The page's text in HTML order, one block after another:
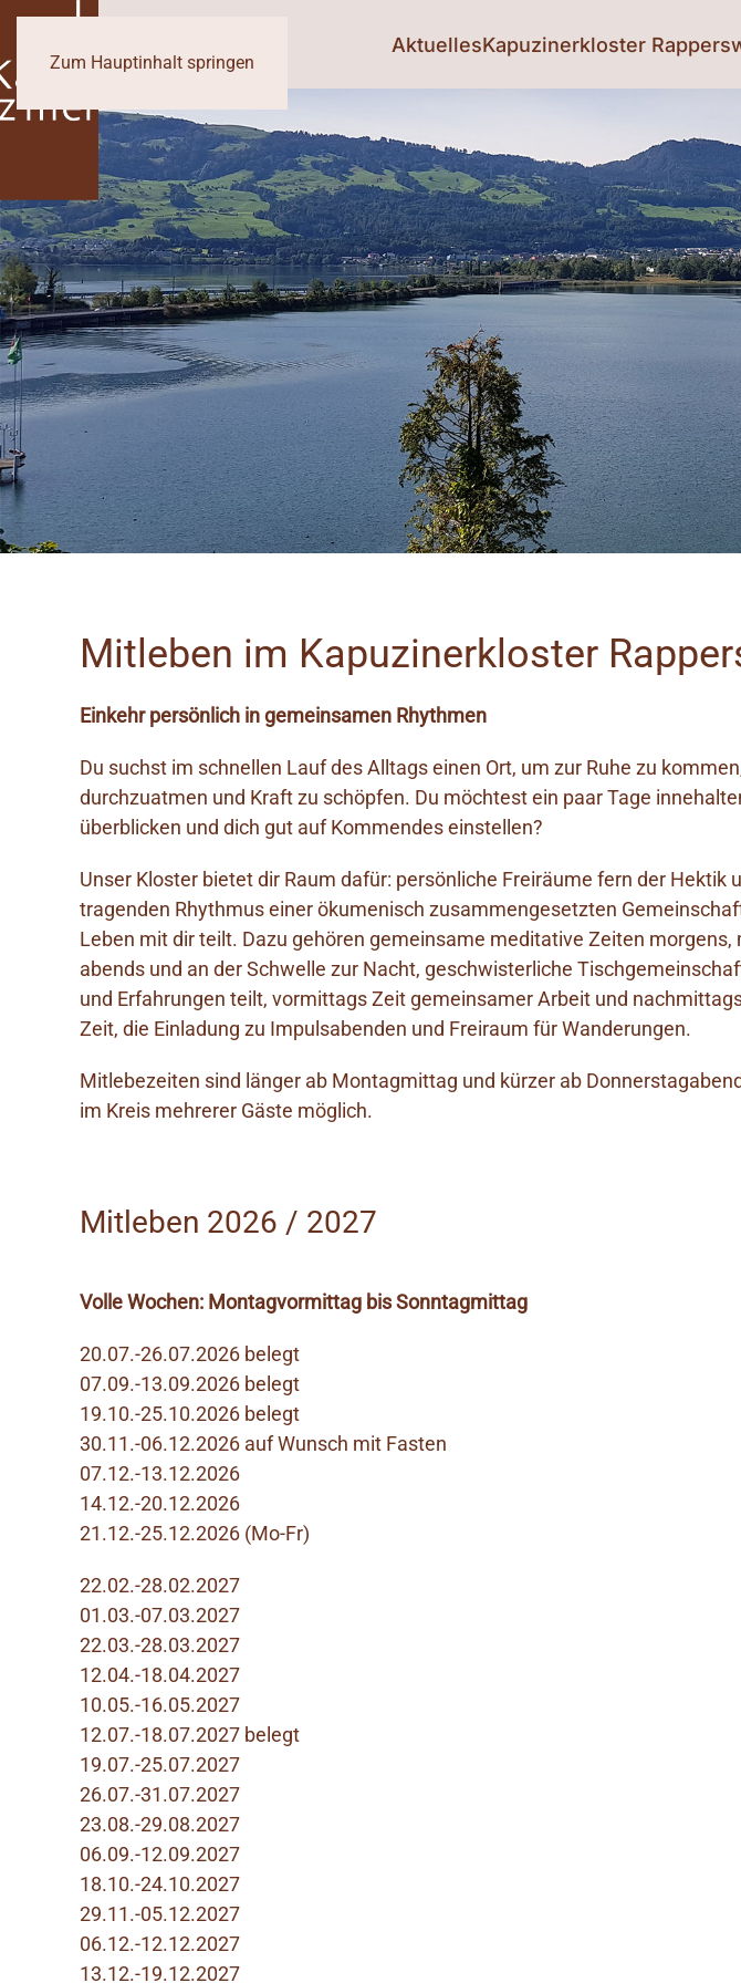
Zum Hauptinhalt springen
AktuellesKapuzinerkloster
Mitleben im Kapuzinerkloster
Einkehr persönlich in gemeinsamen Rhythmen
Du suchst im schnellen Lauf des Alltags einen Ort, um zur Ruhe zu
durchzuatmen und Kraft zu schöpfen. Du möchtest ein paar Tage
überblicken und dich gut auf Kommendes einstellen?
Unser Kloster bietet dir Raum dafür: persönliche Freiräume fern der Hektik
tragenden Rhythmus einer ökumenisch zusammengesetzten
Leben mit dir teilt. Dazu gehören gemeinsame meditative Zeiten morgens,
abends und an der Schwelle zur Nacht, geschwisterliche
und Erfahrungen teilt, vormittags Zeit gemeinsamer Arbeit und
Zeit, die Einladung zu Impulsabenden und Freiraum für Wanderungen.
Mitlebezeiten sind länger ab Montagmittag und kürzer ab
im Kreis mehrerer Gäste möglich.
Mitleben 2026 / 2027
Volle Wochen: Montagvormittag bis Sonntagmittag
20.07.-26.07.2026 belegt
07.09.-13.09.2026 belegt
19.10.-25.10.2026 belegt
30.11.-06.12.2026 auf Wunsch mit Fasten
07.12.-13.12.2026
14.12.-20.12.2026
21.12.-25.12.2026 (Mo-Fr)
22.02.-28.02.2027
01.03.-07.03.2027
22.03.-28.03.2027
12.04.-18.04.2027
10.05.-16.05.2027
12.07.-18.07.2027 belegt
19.07.-25.07.2027
26.07.-31.07.2027
23.08.-29.08.2027
06.09.-12.09.2027
18.10.-24.10.2027
29.11.-05.12.2027
06.12.-12.12.2027
13.12.-19.12.2027